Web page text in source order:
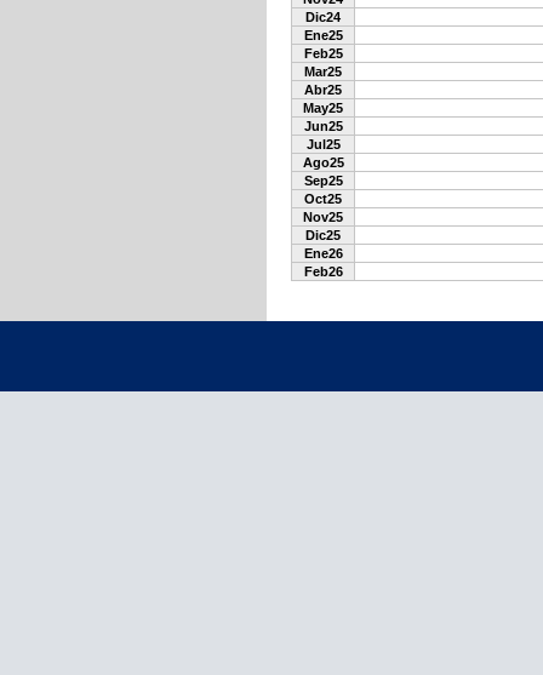
Dic24
Ene25
Feb25
Mar25
Abr25
May25
Jun25
Jul25
Ago25
Sep25
Oct25
Nov25
Dic25
Ene26
Feb26